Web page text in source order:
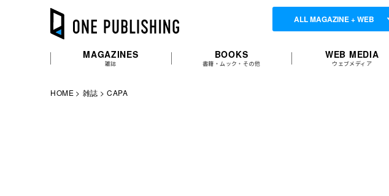
ALL MAGAZINE + WEB
MAGAZINES
雑誌
BOOKS
書籍・ムック・その他
WEB MEDIA
ウェブメディア
HOME 雑誌 CAPA